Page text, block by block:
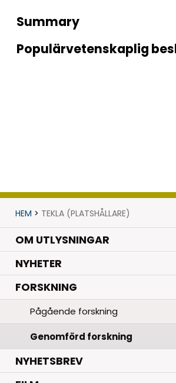
Summary
Populärvetenskaplig
HEM > TEKLA (PLATSHÅLLARE)
OM UTLYSNINGAR
NYHETER.
FORSKNING.
Pågående forskning
Genomförd forskning
NYHETSBREV